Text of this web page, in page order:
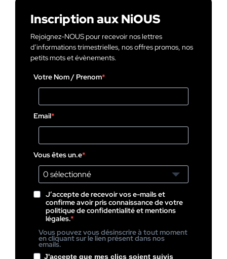
Inscription aux NiOUS
Rejoignez-NOUS pour recevoir nos lettres
d’informations trimestrielles, nos offres promos, nos
petits mots et évènements.
Votre Nom / Prenom
Email
Vous êtes un.e
0 sélectionné
J’accepte de recevoir vos e-mails et
confirme avoir pris connaissance de votre
politique de confidentialité et mentions
légales.
Vous pouvez vous désinscrire à tout moment
en cliquant sur le lien présent dans nos
emails.
J'accepte que mes clics soient suivis